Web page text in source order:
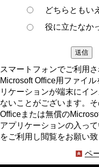
どちらともい
役に立たなか
スマートフォンでご利用さ
Microsoft Office用ファイ
リケーションが端末にイ
ないことがございます。
Officeまたは無償の
アプリケーションの入っ
をご利用し閲覧をお願い致
ペ